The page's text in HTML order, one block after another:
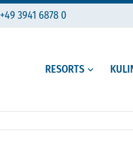
+49 3941 6878 0
RESORTS